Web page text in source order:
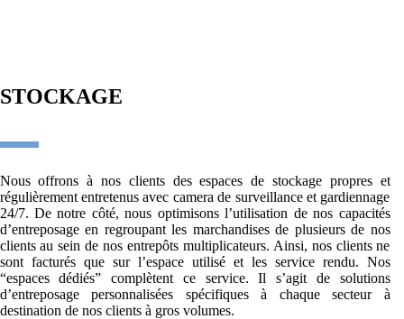
STOCKAGE
Nous offrons à nos clients des espaces de stockage propres et
régulièrement entretenus avec camera de surveillance et gardiennage
24/7. De notre côté, nous optimisons l’utilisation de nos capacités
d’entreposage en regroupant les marchandises de plusieurs de nos
clients au sein de nos entrepôts multiplicateurs. Ainsi, nos clients ne
sont facturés que sur l’espace utilisé et les service rendu. Nos
“espaces dédiés” complètent ce service. Il s’agit de solutions
d’entreposage personnalisées spécifiques à chaque secteur à
destination de nos clients à gros volumes.